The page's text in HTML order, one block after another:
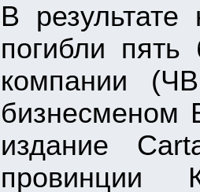
В
погибли пять
компании
бизнесменом
издание
провинции